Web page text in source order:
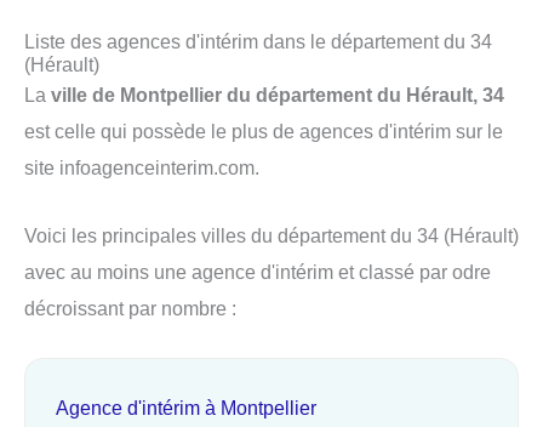
Liste des agences d'intérim dans le département du 34
(Hérault)
La ville de Montpellier du département du Hérault, 34
est celle qui possède le plus de agences d'intérim sur le
site infoagenceinterim.com.
Voici les principales villes du département du 34 (Hérault)
avec au moins une agence d'intérim et classé par odre
décroissant par nombre :
Agence d'intérim à Montpellier